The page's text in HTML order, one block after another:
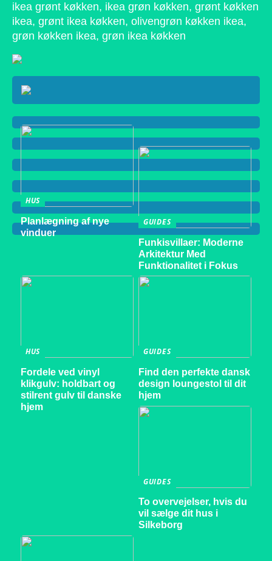
ikea grønt køkken, ikea grøn køkken, grønt køkken
ikea, grønt ikea køkken, olivengrøn køkken ikea,
grøn køkken ikea, grøn ikea køkken
HUS
Planlægning af nye
vinduer
GUIDES
Funkisvillaer: Moderne
Arkitektur Med
Funktionalitet i Fokus
HUS
Fordele ved vinyl
klikgulv: holdbart og
stilrent gulv til danske
hjem
GUIDES
Find den perfekte dansk
design loungestol til dit
hjem
GUIDES
To overvejelser, hvis du
vil sælge dit hus i
Silkeborg